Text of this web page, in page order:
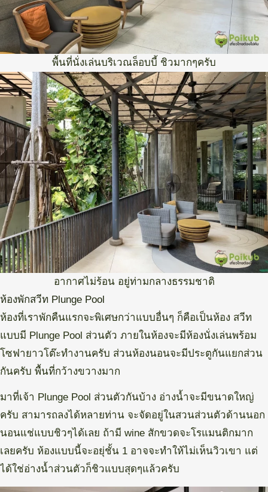
พื้นที่นั่งเล่นบริเวณล็อบบี้ ชิวมากๆครับ
อากาศไม่ร้อน อยู่ท่ามกลางธรรมชาติ
ห้องพักสวีท Plunge Pool
ห้องที่เราพักคืนแรกจะพิเศษกว่าแบบอื่นๆ ก็คือเป็นห้อง สวีท
แบบมี Plunge Pool ส่วนตัว ภายในห้องจะมีห้องนั่งเล่นพร้อม
โซฟายาวโต๊ะทำงานครับ ส่วนห้องนอนจะมีประตูกันแยกส่วน
กันครับ พื้นที่กว้างขวางมาก
มาที่เจ้า Plunge Pool ส่วนตัวกันบ้าง อ่างน้ำจะมีขนาดใหญ่
ครับ สามารถลงได้หลายท่าน จะจัดอยู่ในสวนส่วนตัวด้านนอก
นอนแช่แบบชิวๆได้เลย ถ้ามี wine สักขวดจะโรแมนติกมาก
เลยครับ ห้องแบบนี้จะอยุ่ชั้น 1 อาจจะทำให้ไม่เห็นวิวเขา แต่
ได้ใช่อ่างน้ำส่วนตัวก็ชิวแบบสุดๆแล้วครับ